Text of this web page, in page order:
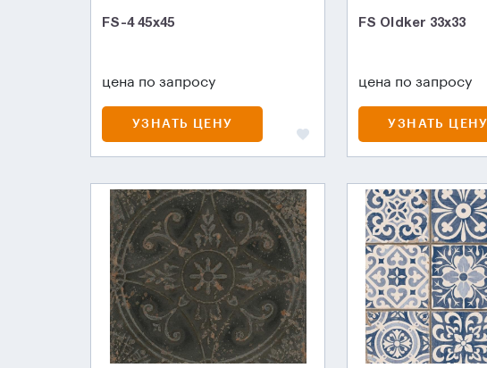
FS-4 45х45
цена по запросу
УЗНАТЬ ЦЕНУ
FS Oldker 33x33
цена по запросу
УЗНАТЬ ЦЕНУ